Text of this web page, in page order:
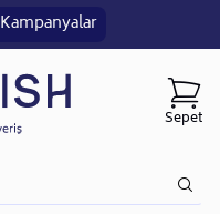
Kampanyalar
Sepet